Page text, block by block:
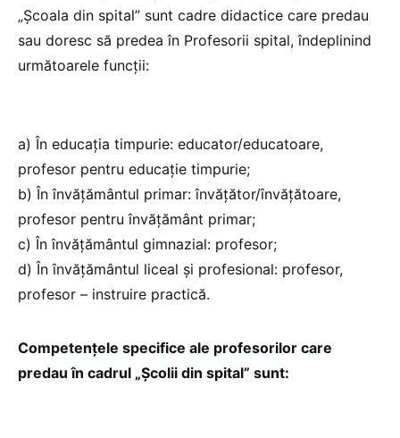
„Şcoala din spital” sunt cadre didactice care predau
sau doresc să predea în Profesorii spital, îndeplinind
următoarele funcții:
a) În educaţia timpurie: educator/educatoare,
profesor pentru educaţie timpurie;
b) În învăţământul primar: învăţător/învăţătoare,
profesor pentru învăţământ primar;
c) În învăţământul gimnazial: profesor;
d) În învăţământul liceal și profesional: profesor,
profesor – instruire practică.
Competenţele specifice ale profesorilor care
predau în cadrul „Şcolii din spital” sunt: